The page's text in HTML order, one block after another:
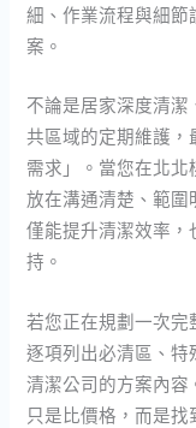
細、作業流程與細
案。
不論是居家深度清
共區域的定期維護
需求」。當您在北
放在溝通清楚、範
僅能提升清潔效率
持。
若您正在規劃一次完
逐項列出必清區、
清潔公司的方案內
只是比價格，而是找